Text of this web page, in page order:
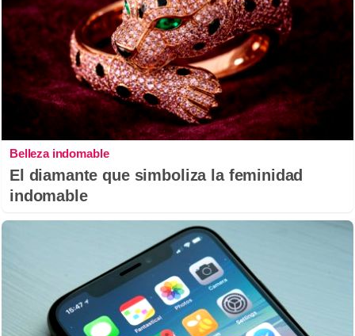
Belleza indomable
El diamante que simboliza la feminidad
indomable